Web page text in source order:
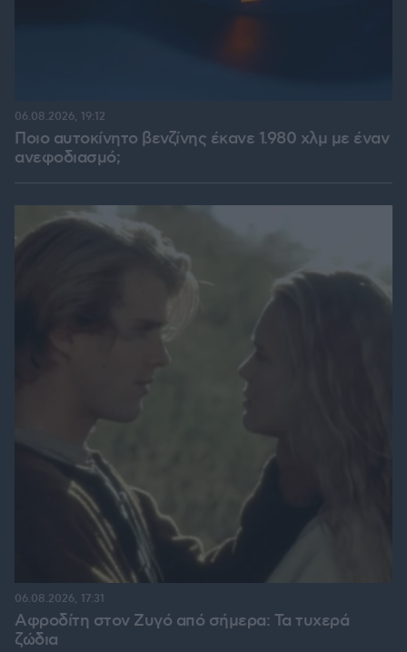
Ποιο αυτοκίνητο βενζίνης έκανε 1.980 χλμ με έναν
ανεφοδιασμό;
06.08.2026, 19:12
Αφροδίτη στον Ζυγό από σήμερα: Τα τυχερά
ζώδια
06.08.2026, 17:31